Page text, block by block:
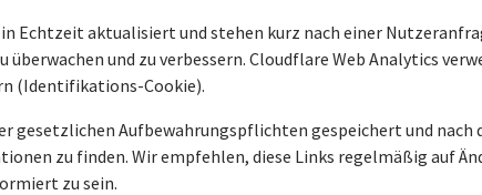
Echtzeit aktualisiert und stehen kurz nach einer
und zu verbessern. Cloudflare Web Analytics
(Identifikations-Cookie).
gesetzlichen Aufbewahrungspflichten gespeichert und
zu finden. Wir empfehlen, diese Links regelmäßig auf
zu sein.